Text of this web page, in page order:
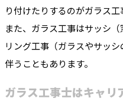
り付けたりするのがガラス工
また、ガラス工事はサッシ
リング工事（ガラスやサッ
伴うこともあります。
ガラス工事士はキャリ